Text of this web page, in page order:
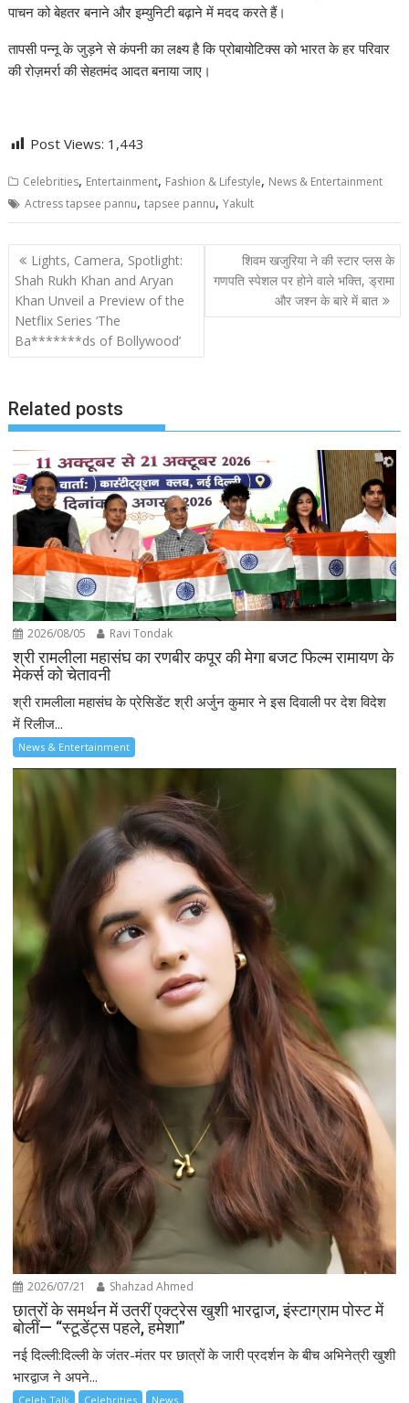
पाचन को बेहतर बनाने और इम्युनिटी बढ़ाने में मदद करते हैं।
तापसी पन्नू के जुड़ने से कंपनी का लक्ष्य है कि प्रोबायोटिक्स को भारत के हर परिवार
की रोज़मर्रा की सेहतमंद आदत बनाया जाए।
Post Views: 1,443
Celebrities, Entertainment, Fashion & Lifestyle, News & Entertainment
Actress tapsee pannu,tapsee pannu,Yakult
Post
navigation
Lights, Camera, Spotlight:
Shah Rukh Khan and Aryan
Khan Unveil a Preview of the
Netflix Series ‘The
Ba*******ds of Bollywood’
शिवम खजुरिया ने की स्टार प्लस के
गणपति स्पेशल पर होने वाले भक्ति, ड्रामा
और जश्न के बारे में बात
Related posts
2026/08/05 Ravi Tondak
श्री रामलीला महासंघ का रणबीर कपूर की मेगा बजट फिल्म रामायण के
मेकर्स को चेतावनी
श्री रामलीला महासंघ के प्रेसिडेंट श्री अर्जुन कुमार ने इस दिवाली पर देश विदेश
में रिलीज...
News & Entertainment
2026/07/21 Shahzad Ahmed
छात्रों के समर्थन में उतरीं एक्ट्रेस खुशी भारद्वाज, इंस्टाग्राम पोस्ट में
बोलीं— “स्टूडेंट्स पहले, हमेशा”
नई दिल्ली:दिल्ली के जंतर-मंतर पर छात्रों के जारी प्रदर्शन के बीच अभिनेत्री खुशी
भारद्वाज ने अपने...
Celeb Talk Celebrities News